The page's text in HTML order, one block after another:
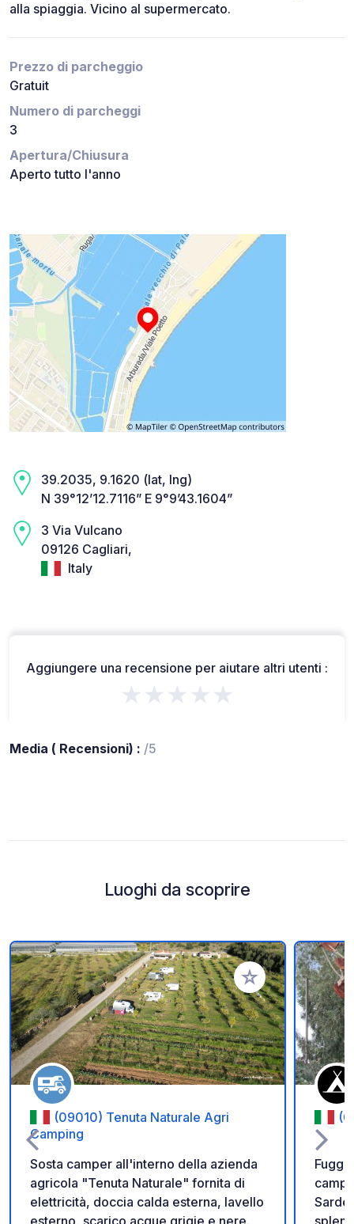
alla spiaggia. Vicino al supermercato.
Prezzo di parcheggio
Gratuit
Numero di parcheggi
3
Apertura/Chiusura
Aperto tutto l'anno
39.2035, 9.1620 (lat, lng)
N 39°12’12.7116” E 9°9’43.1604”
3 Via Vulcano
09126 Cagliari,
Italy
Aggiungere una recensione per aiutare altri utenti :
★★★★★
Media ( Recensioni) : /5
Luoghi da scoprire
Aggiungi ai tuoi
(09010) Tenuta Naturale Agri
Camping
Sosta camper all'interno della azienda
agricola "Tenuta Naturale" fornita di
elettricità, doccia calda esterna, lavello
esterno, scarico acque grigie e nere.
Fuggi